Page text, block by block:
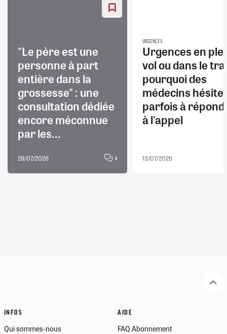
"Le père est une
personne à part
entière dans la
grossesse" : une
consultation dédiée
encore méconnue
par les...
29/07/2026 8
URGENCES
Urgences en
vol ou dans le
pourquoi des
médecins
parfois à
à l'appel
13/07/2026
INFOS
Qui sommes-nous
AIDE
FAQ Abonnement